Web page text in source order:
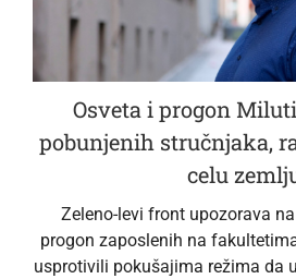
Osveta i progon
pobunjenih stručnjaka,
celu
Zeleno-levi front upozorava
progon zaposlenih na
usprotivili pokušajima režima da